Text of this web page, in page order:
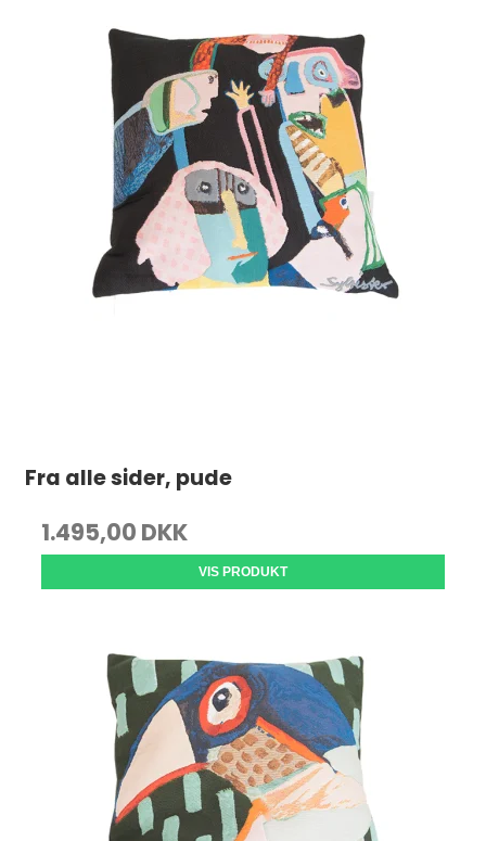
Fra alle sider, pude
1.495,00 DKK
VIS PRODUKT